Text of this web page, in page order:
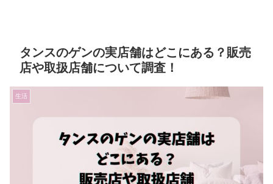
タンスのゲンの実店舗はどこにある？販売
店や取扱店舗について調査！
生活